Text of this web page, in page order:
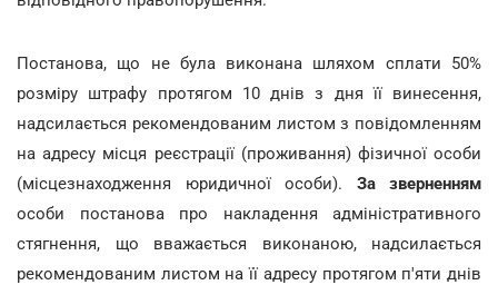
Постанова, що не була виконана шляхом сплати 50%
розміру штрафу протягом 10 днів з дня її винесення,
надсилається рекомендованим листом з повідомленням
на адресу місця реєстрації (проживання) фізичної особи
(місцезнаходження юридичної особи). За зверненням
особи постанова про накладення адміністративного
стягнення, що вважається виконаною, надсилається
рекомендованим листом на її адресу протягом п'яти днів